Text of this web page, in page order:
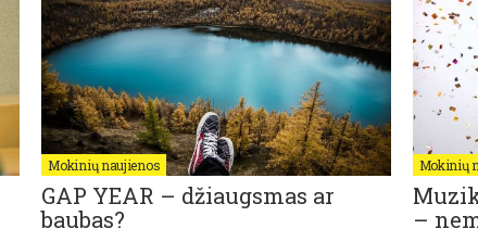
Mokinių naujienos
GAP YEAR – džiaugsmas ar
baubas?
Mokinių
–